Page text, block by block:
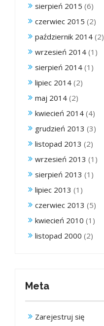
sierpień 2015 (6)
czerwiec 2015 (2)
październik 2014 (2)
wrzesień 2014 (1)
sierpień 2014 (1)
lipiec 2014 (2)
maj 2014 (2)
kwiecień 2014 (4)
grudzień 2013 (3)
listopad 2013 (2)
wrzesień 2013 (1)
sierpień 2013 (1)
lipiec 2013 (1)
czerwiec 2013 (5)
kwiecień 2010 (1)
listopad 2000 (2)
Meta
Zarejestruj się